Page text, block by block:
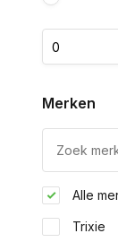
Merken
Alle
Trixie